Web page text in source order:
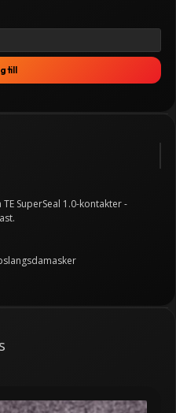
till
SuperSeal 1.0-kontakter -